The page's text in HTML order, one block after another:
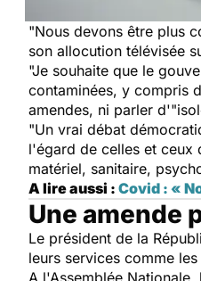
"Nous devons être plus
son allocution télévisée
"Je souhaite que le
contaminées, y compris
amendes, ni parler
"Un vrai débat
l'égard de celles et ceux
matériel, sanitaire,
A lire aussi : Covid : «
Une amende
Le président de la
leurs services comme